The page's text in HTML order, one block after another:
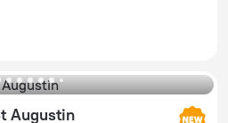
Augustin